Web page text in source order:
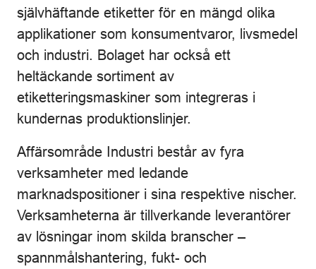
självhäftande etiketter för en mängd olika
applikationer som konsumentvaror, livsmedel
och industri. Bolaget har också ett
heltäckande sortiment av
etiketteringsmaskiner som integreras i
kundernas produktionslinjer.
Affärsområde Industri består av fyra
verksamheter med ledande
marknadspositioner i sina respektive nischer.
Verksamheterna är tillverkande leverantörer
av lösningar inom skilda branscher –
spannmålshantering, fukt- och